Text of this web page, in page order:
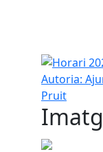
Horari 2023
Autoria:
Pruit